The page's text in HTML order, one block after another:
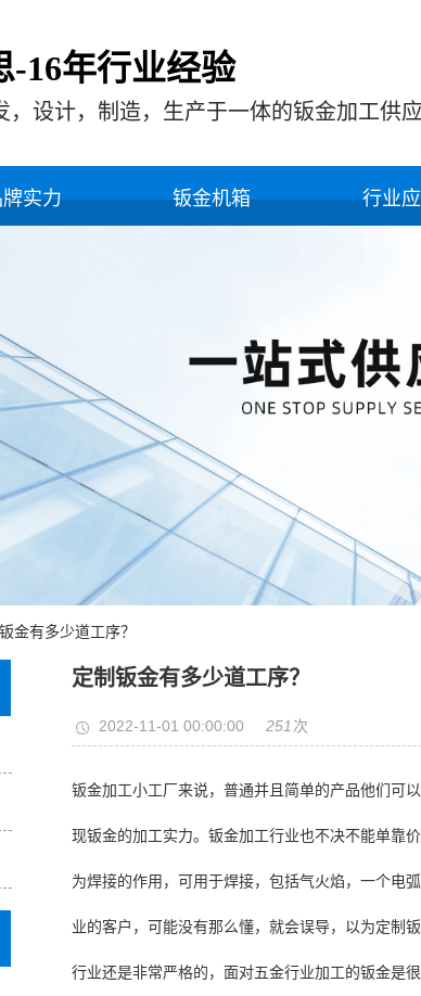
-16年行业经验
，设计，制造，生产于一体的钣金加工供
实力 钣金机箱 行业
金有多少道工序？
定制钣金有多少道工序？
2022-11-01 00:00:00 251 次
钣金加工小工厂来说，普通并且简单的产品他们可
现钣金的加工实力。钣金加工行业也不决不能单靠
为焊接的作用，可用于焊接，包括气火焰，一个电
业的客户，可能没有那么懂，就会误导，以为定制
行业还是非常严格的，面对五金行业加工的钣金是很